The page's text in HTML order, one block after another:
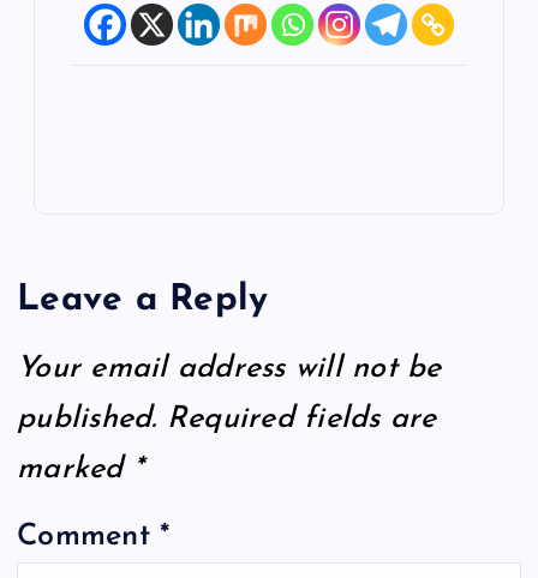
Leave a Reply
Your email address will not be
published. Required fields are
marked *
Comment*